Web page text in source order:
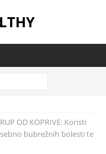
OD KOPRIVE: Koristi
bubrežnih bolesti te